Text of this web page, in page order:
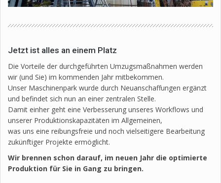
Jetzt ist alles an einem Platz
Die Vorteile der durchgeführten Umzugsmaßnahmen werden
wir (und Sie) im kommenden Jahr mitbekommen.
Unser Maschinenpark wurde durch Neuanschaffungen ergänzt
und befindet sich nun an einer zentralen Stelle.
Damit einher geht eine Verbesserung unseres Workflows und
unserer Produktionskapazitäten im Allgemeinen,
was uns eine reibungsfreie und noch vielseitigere Bearbeitung
zukünftiger Projekte ermöglicht.
Wir brennen schon darauf, im neuen Jahr die optimierte
Produktion für Sie in Gang zu bringen.